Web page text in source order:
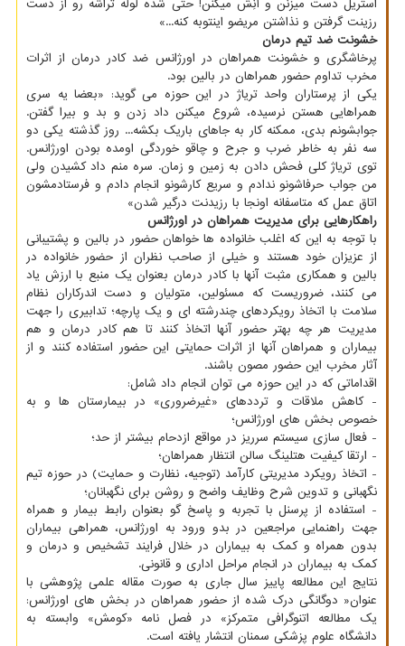
استریل دست میزنن و آنِش میکنن! حتی شده لوله تراشه رو از دست
رزینت گرفتن و نذاشتن مریضو اینتوبه کنه...»
خشونت ضد تیم درمان
پرخاشگری و خشونت همراهان در اورژانس ضد کادر درمان از اثرات
مخرب تداوم حضور همراهان در بالین بود.
یکی از پرستاران واحد تریاژ در این حوزه می گوید: «بعضا یه سری
همراهایی هستن نرسیده، شروع میکنن داد زدن و بد و بیرا گفتن.
جوابشونم بدی، ممکنه کار به جاهای باریک بکشه... روز گذشته یکی دو
سه نفر به خاطر ضرب و جرح و چاقو خوردگی اومده بودن اورژانس.
توی تریاژ کلی فحش دادن به زمین و زمان. سره منم داد کشیدن ولی
من جواب حرفاشونو ندادم و سریع کارشونو انجام دادم و فرستادمشون
اتاق عمل که متاسفانه اونجا با رزیدنت درگیر شدن»
راهکارهایی برای مدیریت همراهان در اورژانس
با توجه به این که اغلب خانواده ها خواهان حضور در بالین و پشتیبانی
از عزیزان خود هستند و خیلی از صاحب نظران از حضور خانواده در
بالین و همکاری مثبت آنها با کادر درمان بعنوان یک منبع با ارزش یاد
می کنند، ضروریست که مسئولین، متولیان و دست اندرکاران نظام
سلامت با اتخاذ رویکردهای چندرشته ای و یک پارچه؛ تدابیری را جهت
مدیریت هر چه بهتر حضور آنها اتخاذ کنند تا هم کادر درمان و هم
بیماران و همراهان آنها از اثرات حمایتی این حضور استفاده کنند و از
آثار مخرب این حضور مصون باشند.
اقداماتی که در این حوزه می توان انجام داد شامل:
- کاهش ملاقات و ترددهای «غیرضروری» در بیمارستان ها و به
خصوص بخش های اورژانس؛
- فعال سازی سیستم سرریز در مواقع ازدحام بیشتر از حد؛
- ارتقا کیفیت هتلینگ سالن انتظار همراهان؛
- اتخاذ رویکرد مدیریتی کارآمد (توجیه، نظارت و حمایت) در حوزه تیم
نگهبانی و تدوین شرح وظایف واضح و روشن برای نگهبانان؛
- استفاده از پرسنل با تجربه و پاسخ گو بعنوان رابط بیمار و همراه
جهت راهنمایی مراجعین در بدو ورود به اورژانس، همراهی بیماران
بدون همراه و کمک به بیماران در خلال فرایند تشخیص و درمان و
کمک به بیماران در انجام مراحل اداری و قانونی.
نتایج این مطالعه پاییز سال جاری به صورت مقاله علمی پژوهشی با
عنوان« دوگانگی درک شده از حضور همراهان در بخش های اورژانس:
یک مطالعه اتنوگرافی متمرکز» در فصل نامه «کومش» وابسته به
دانشگاه علوم پزشکی سمنان انتشار یافته است.